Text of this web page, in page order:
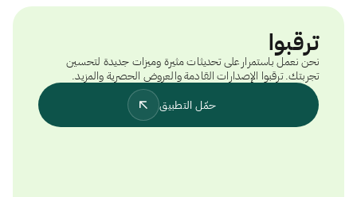
ترقبوا
نحن نعمل باستمرار على تحديثات مثيرة وميزات جديدة لتحسين
تجربتك. ترقبوا الإصدارات القادمة والعروض الحصرية والمزيد.
حمّل التطبيق